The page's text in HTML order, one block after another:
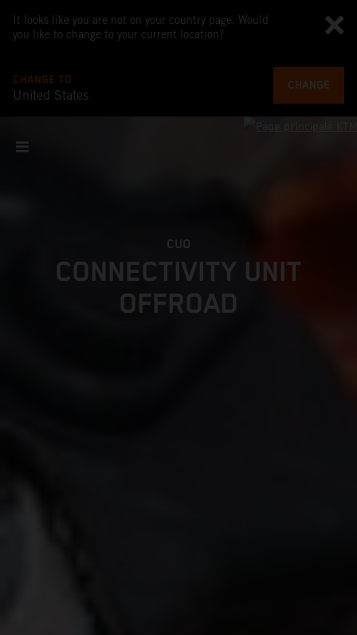
It looks like you are not on your country page. Would
you like to change to your current location?
CHANGE TO
United States
CHANGE
CUO
CONNECTIVITY UNIT
OFFROAD